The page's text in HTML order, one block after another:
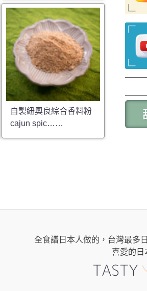
自製紐奧良綜合香料粉
cajun spic……
全食譜日本人做的，台灣最多
喜愛的日